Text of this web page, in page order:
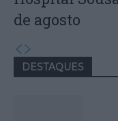
de agosto
DESTAQUES